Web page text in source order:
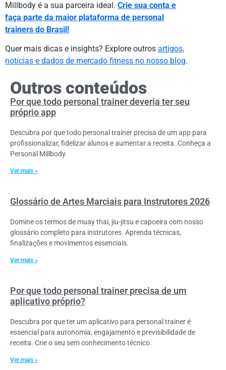
Millbody é a sua parceira ideal. Crie sua conta e
faça parte da maior plataforma de personal
trainers do Brasil!
Quer mais dicas e insights? Explore outros artigos,
notícias e dados de mercado fitness no nosso blog.
Outros conteúdos
Por que todo personal trainer deveria ter seu
próprio app
Descubra por que todo personal trainer precisa de um app para
profissionalizar, fidelizar alunos e aumentar a receita. Conheça a
Personal Millbody.
Ver mais »
Glossário de Artes Marciais para Instrutores 2026
Domine os termos de muay thai, jiu-jitsu e capoeira com nosso
glossário completo para instrutores. Aprenda técnicas,
finalizações e movimentos essenciais.
Ver mais »
Por que todo personal trainer precisa de um
aplicativo próprio?
Descubra por que ter um aplicativo para personal trainer é
essencial para autonomia, engajamento e previsibilidade de
receita. Crie o seu sem conhecimento técnico.
Ver mais »